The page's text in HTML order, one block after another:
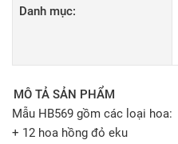
Danh mục:
MÔ TẢ SẢN PHẨM
Mẫu HB569 gồm các loại hoa:
+ 12 hoa hồng đỏ eku